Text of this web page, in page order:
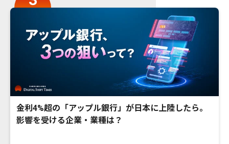
金利4%超の「アップル銀行」が日本に上陸したら。
影響を受ける企業・業種は？